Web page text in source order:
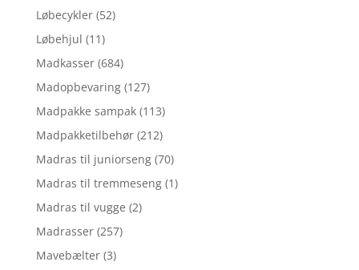
Løbecykler (52)
Løbehjul (11)
Madkasser (684)
Madopbevaring (127)
Madpakke sampak (113)
Madpakketilbehør (212)
Madras til juniorseng (70)
Madras til tremmeseng (1)
Madras til vugge (2)
Madrasser (257)
Mavebælter (3)